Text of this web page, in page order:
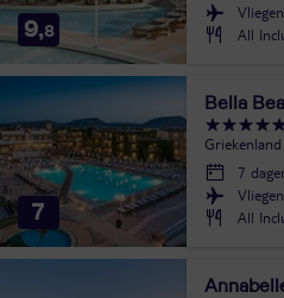
9,8
Vliegen
All
7
Bella
Griekenland
7
Vliegen
All